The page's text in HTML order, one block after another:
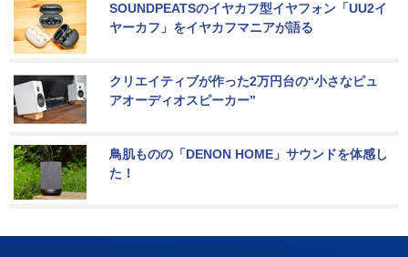
SOUNDPEATSのイヤカフ型イヤフォン「UU2イ
ヤーカフ」をイヤカフマニアが語る
クリエイティブが作った2万円台の“小さなピュ
アオーディオスピーカー”
鳥肌ものの「DENON HOME」サウンドを体感し
た！